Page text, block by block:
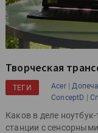
Творческая
ТЕГИ Acer|
ConceptD |
Каков в деле
станции с